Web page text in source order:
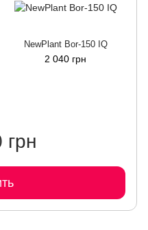
NewPlant Bor-150 IQ
2 040 грн
грн